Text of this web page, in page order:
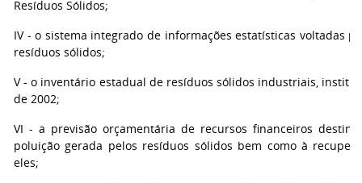
Resíduos Sólidos;
IV - o sistema integrado de informações estatísticas voltadas
resíduos sólidos;
V - o inventário estadual de resíduos sólidos industriais,
de 2002;
VI - a previsão orçamentária de recursos financeiros
poluição gerada pelos resíduos sólidos bem como à
eles;